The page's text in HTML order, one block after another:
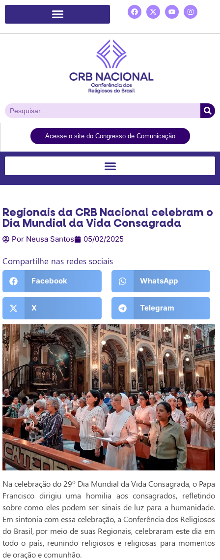
Acesse o site do Congresso de Comunicação
Regionais da CRB Nacional celebram o
Dia Mundial da Vida Consagrada
Por Neusa Santos 05/02/2025
Compartilhe nas redes sociais
Facebook WhatsApp
X Telegram
Na celebração do 29º Dia Mundial da Vida Consagrada, o Papa
Francisco dirigiu uma homilia aos consagrados, refletindo
sobre como eles podem ser sinais de luz para a humanidade.
Em sintonia com essa celebração, a Conferência dos Religiosos
do Brasil, por meio de suas Regionais, celebraram este dia em
todo o país, reunindo religiosos e religiosas para momentos
de oração e comunhão.